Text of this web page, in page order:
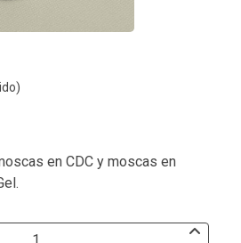
en CDC y moscas en